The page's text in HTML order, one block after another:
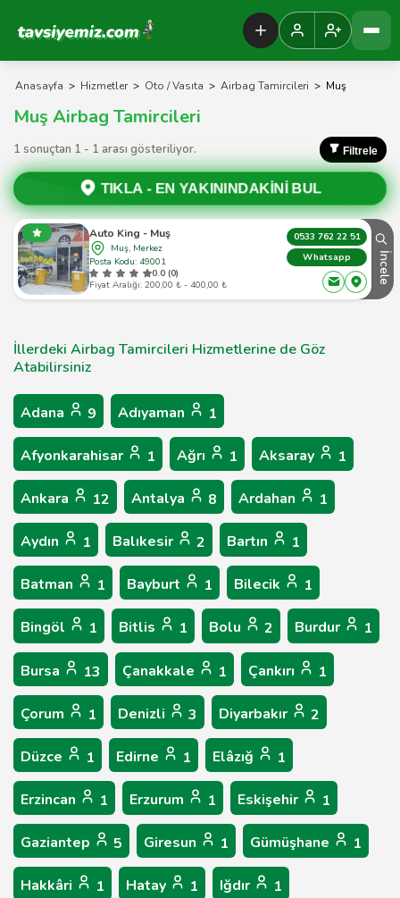
Tavsiyemiz Anasayfa
Anasayfa > Hizmetler > Oto / Vasıta > Airbag Tamircileri > Muş
Muş Airbag Tamircileri
1 sonuçtan 1 - 1 arası gösteriliyor. Filtrele
TIKLA - EN YAKININDAKİNİ BUL
Auto King - Muş
Muş, Merkez
Posta Kodu: 49001
0.0 (0)
Fiyat Aralığı: 200,00 ₺ - 400,00 ₺
0533 762 22 51
Whatsapp
İncele
İllerdeki Airbag Tamircileri Hizmetlerine de Göz
Atabilirsiniz
Adana 9 Adıyaman 1
Afyonkarahisar 1 Ağrı 1 Aksaray 1
Ankara 12 Antalya 8 Ardahan 1
Aydın 1 Balıkesir 2 Bartın 1
Batman 1 Bayburt 1 Bilecik 1
Bingöl 1 Bitlis 1 Bolu 2 Burdur 1
Bursa 13 Çanakkale 1 Çankırı 1
Çorum 1 Denizli 3 Diyarbakır 2
Düzce 1 Edirne 1 Elâzığ 1
Erzincan 1 Erzurum 1 Eskişehir 1
Gaziantep 5 Giresun 1 Gümüşhane 1
Hakkâri 1 Hatay 1 Iğdır 1